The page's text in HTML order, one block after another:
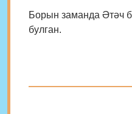
Борын заманда Әтәч
булган.